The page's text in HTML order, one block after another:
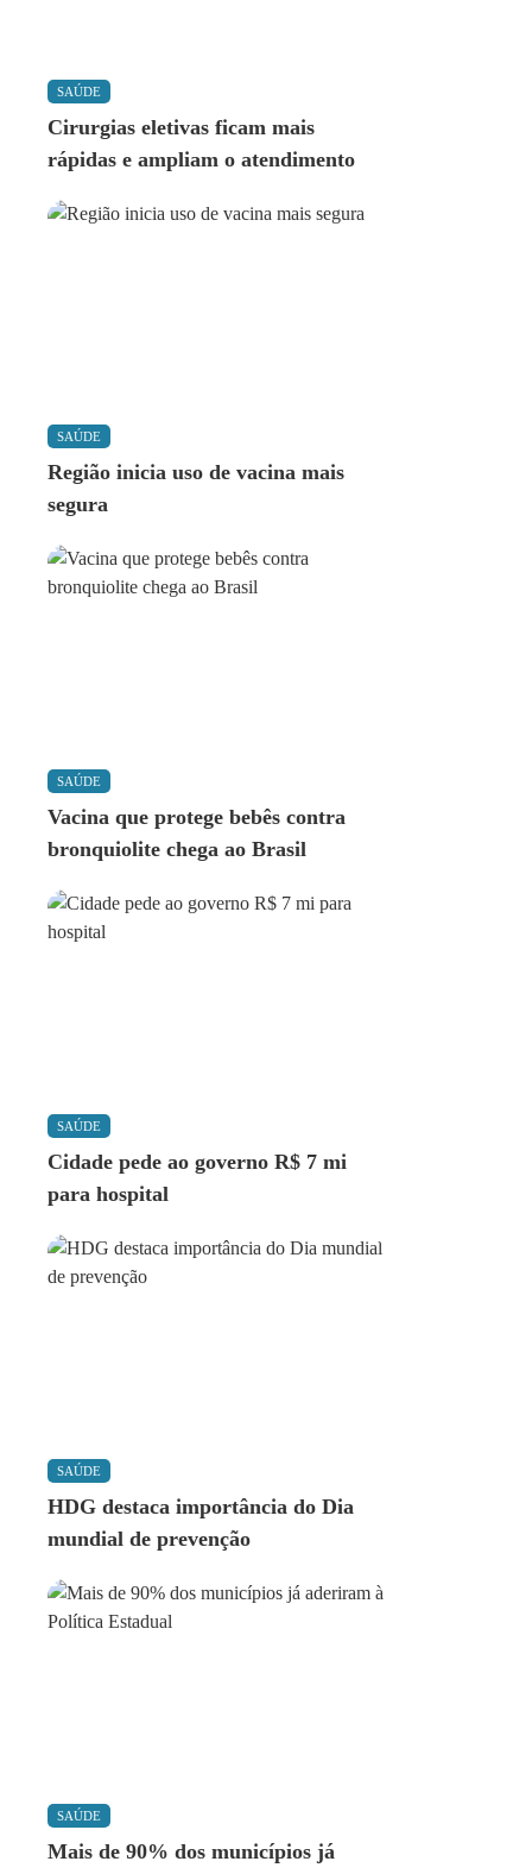
SAÚDE
Cirurgias eletivas ficam mais
rápidas e ampliam o atendimento
SAÚDE
Região inicia uso de vacina mais
segura
SAÚDE
Vacina que protege bebês contra
bronquiolite chega ao Brasil
SAÚDE
Cidade pede ao governo R$ 7 mi
para hospital
SAÚDE
HDG destaca importância do Dia
mundial de prevenção
SAÚDE
Mais de 90% dos municípios já